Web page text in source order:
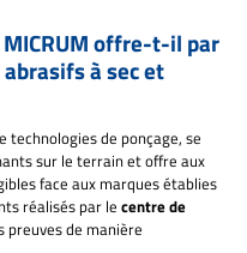
offre-t-il par
à sec et
de ponçage, se
sur le terrain et offre aux
face aux marques établies
réalisés par lecentre de
preuves de manière